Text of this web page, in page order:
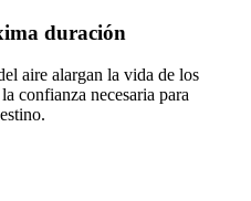
duración
aire alargan la vida de los
confianza necesaria para